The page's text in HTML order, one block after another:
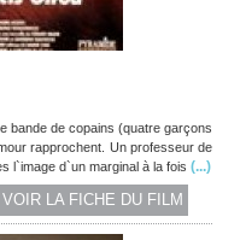
bande de copains (quatre garçons
rapprochent. Un professeur de
l`image d`un marginal à la fois (...)
LA FICHE DU FILM